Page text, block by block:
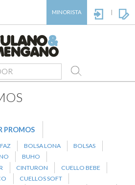
MINORISTA
>
PROMOS
BOLSA LONA
BOLSAS
BUHO
CINTURON
CUELLO BEBE
CUELLOS SOFT